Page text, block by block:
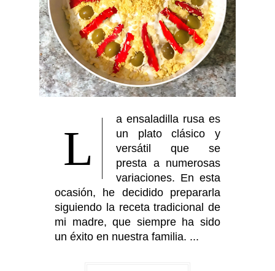
L
a ensaladilla rusa es
un plato clásico y
versátil que se
presta a numerosas
variaciones. En esta
ocasión, he decidido prepararla
siguiendo la receta tradicional de
mi madre, que siempre ha sido
un éxito en nuestra familia. ...